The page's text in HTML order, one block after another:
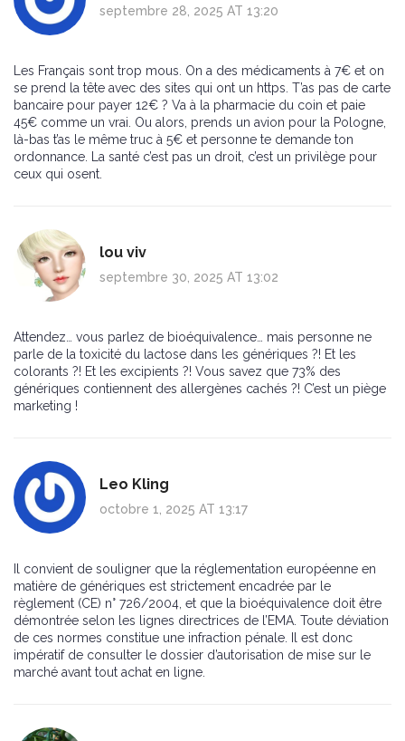
septembre 28, 2025 AT 13:20
Les Français sont trop mous. On a des médicaments à 7€ et on
se prend la tête avec des sites qui ont un https. T’as pas de carte
bancaire pour payer 12€ ? Va à la pharmacie du coin et paie
45€ comme un vrai. Ou alors, prends un avion pour la Pologne,
là-bas t’as le même truc à 5€ et personne te demande ton
ordonnance. La santé c’est pas un droit, c’est un privilège pour
ceux qui osent.
lou viv
septembre 30, 2025 AT 13:02
Attendez… vous parlez de bioéquivalence… mais personne ne
parle de la toxicité du lactose dans les génériques ?! Et les
colorants ?! Et les excipients ?! Vous savez que 73% des
génériques contiennent des allergènes cachés ?! C’est un piège
marketing !
Leo Kling
octobre 1, 2025 AT 13:17
Il convient de souligner que la réglementation européenne en
matière de génériques est strictement encadrée par le
règlement (CE) n° 726/2004, et que la bioéquivalence doit être
démontrée selon les lignes directrices de l’EMA. Toute déviation
de ces normes constitue une infraction pénale. Il est donc
impératif de consulter le dossier d’autorisation de mise sur le
marché avant tout achat en ligne.